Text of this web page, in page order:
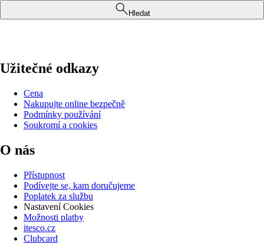
Hledat
Užitečné odkazy
Cena
Nakupujte online bezpečně
Podmínky používání
Soukromí a cookies
O nás
Přístupnost
Podívejte se, kam doručujeme
Poplatek za službu
Nastavení Cookies
Možnosti platby
itesco.cz
Clubcard